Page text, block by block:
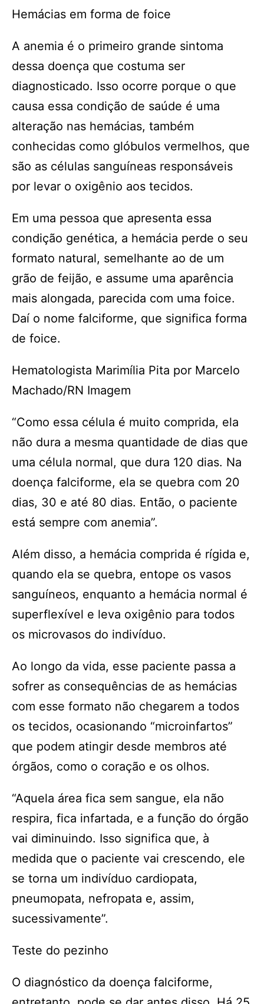
Hemácias em forma de foice
A anemia é o primeiro grande sintoma
dessa doença que costuma ser
diagnosticado. Isso ocorre porque o que
causa essa condição de saúde é uma
alteração nas hemácias, também
conhecidas como glóbulos vermelhos, que
são as células sanguíneas responsáveis
por levar o oxigênio aos tecidos.
Em uma pessoa que apresenta essa
condição genética, a hemácia perde o seu
formato natural, semelhante ao de um
grão de feijão, e assume uma aparência
mais alongada, parecida com uma foice.
Daí o nome falciforme, que significa forma
de foice.
Hematologista Marimília Pita por Marcelo
Machado/RN Imagem
“Como essa célula é muito comprida, ela
não dura a mesma quantidade de dias que
uma célula normal, que dura 120 dias. Na
doença falciforme, ela se quebra com 20
dias, 30 e até 80 dias. Então, o paciente
está sempre com anemia”.
Além disso, a hemácia comprida é rígida e,
quando ela se quebra, entope os vasos
sanguíneos, enquanto a hemácia normal é
superflexível e leva oxigênio para todos
os microvasos do indivíduo.
Ao longo da vida, esse paciente passa a
sofrer as consequências de as hemácias
com esse formato não chegarem a todos
os tecidos, ocasionando “microinfartos”
que podem atingir desde membros até
órgãos, como o coração e os olhos.
“Aquela área fica sem sangue, ela não
respira, fica infartada, e a função do órgão
vai diminuindo. Isso significa que, à
medida que o paciente vai crescendo, ele
se torna um indivíduo cardiopata,
pneumopata, nefropata e, assim,
sucessivamente”.
Teste do pezinho
O diagnóstico da doença falciforme,